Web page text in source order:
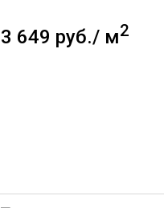
3 649 руб./ м2